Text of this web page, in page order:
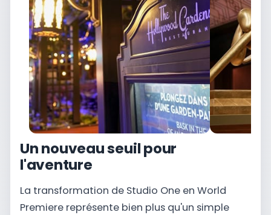
Un nouveau seuil pour
l'aventure
La transformation de Studio One en World
Premiere représente bien plus qu'un simple